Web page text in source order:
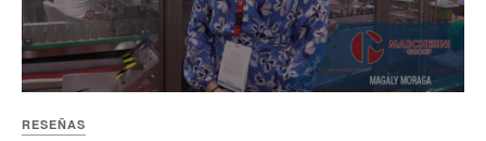
RESEÑAS